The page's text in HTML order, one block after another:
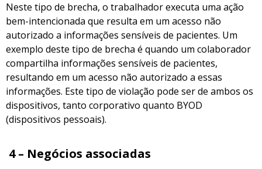
Neste tipo de brecha, o trabalhador executa uma ação
bem-intencionada que resulta em um acesso não
autorizado a informações sensíveis de pacientes. Um
exemplo deste tipo de brecha é quando um colaborador
compartilha informações sensíveis de pacientes,
resultando em um acesso não autorizado a essas
informações. Este tipo de violação pode ser de ambos os
dispositivos, tanto corporativo quanto BYOD
(dispositivos pessoais).
4 – Negócios associadas